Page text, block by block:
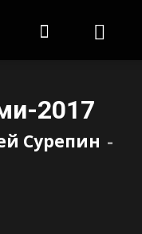
2017
Сурепин -